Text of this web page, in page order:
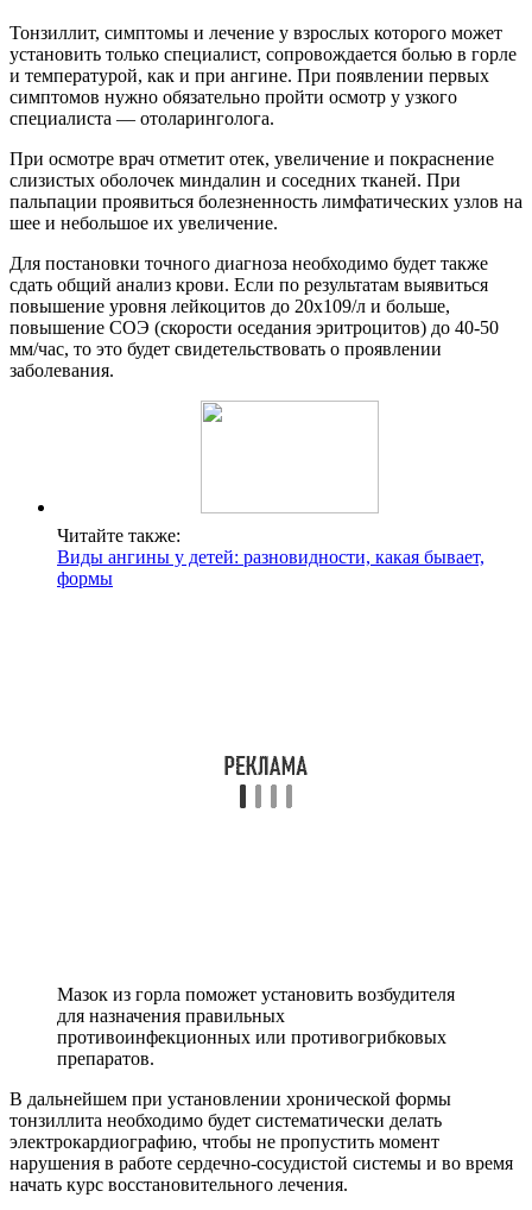
Тонзиллит, симптомы и лечение у взрослых которого может
установить только специалист, сопровождается болью в горле
и температурой, как и при ангине. При появлении первых
симптомов нужно обязательно пройти осмотр у узкого
специалиста — отоларинголога.
При осмотре врач отметит отек, увеличение и покраснение
слизистых оболочек миндалин и соседних тканей. При
пальпации проявиться болезненность лимфатических узлов на
шее и небольшое их увеличение.
Для постановки точного диагноза необходимо будет также
сдать общий анализ крови. Если по результатам выявиться
повышение уровня лейкоцитов до 20х109/л и больше,
повышение СОЭ (скорости оседания эритроцитов) до 40-50
мм/час, то это будет свидетельствовать о проявлении
заболевания.
Читайте также:
Виды ангины у детей: разновидности, какая бывает,
формы
Мазок из горла поможет установить возбудителя
для назначения правильных
противоинфекционных или противогрибковых
препаратов.
В дальнейшем при установлении хронической формы
тонзиллита необходимо будет систематически делать
электрокардиографию, чтобы не пропустить момент
нарушения в работе сердечно-сосудистой системы и во время
начать курс восстановительного лечения.